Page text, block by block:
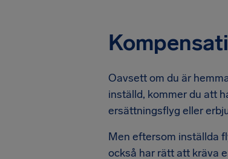
Oavsett om du är
inställd, kommer du att
ersättningsflyg eller
Men eftersom inställda
också har rätt att kräva